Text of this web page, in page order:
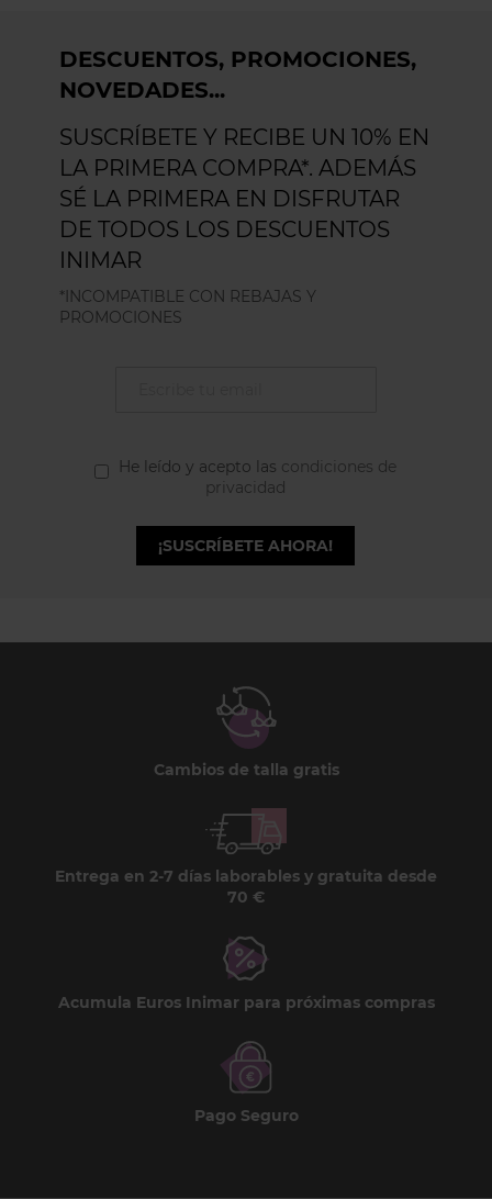
DESCUENTOS, PROMOCIONES,
NOVEDADES...
SUSCRÍBETE Y RECIBE UN 10% EN
LA PRIMERA COMPRA*. ADEMÁS
SÉ LA PRIMERA EN DISFRUTAR
DE TODOS LOS DESCUENTOS
INIMAR
*INCOMPATIBLE CON REBAJAS Y
PROMOCIONES
He leído y acepto las condiciones de
privacidad
¡SUSCRÍBETE AHORA!
Cambios de talla gratis
Entrega en 2-7 días laborables y gratuita desde
70 €
Acumula Euros Inimar para próximas compras
Pago Seguro